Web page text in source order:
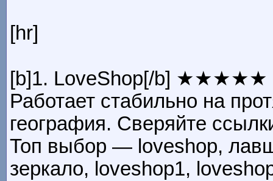
[hr]
[b]1. LoveShop[/b] ★★★★★
Работает стабильно на
география. Сверяйте
Топ выбор — loveshop,
зеркало, loveshop1,